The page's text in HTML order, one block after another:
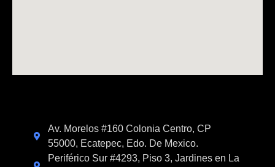
Av. Morelos #160 Colonia Centro, CP
55000, Ecatepec, Edo. De Mexico.
Periférico Sur #4293, Piso 3, Jardines en La